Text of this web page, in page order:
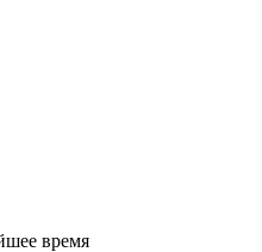
время